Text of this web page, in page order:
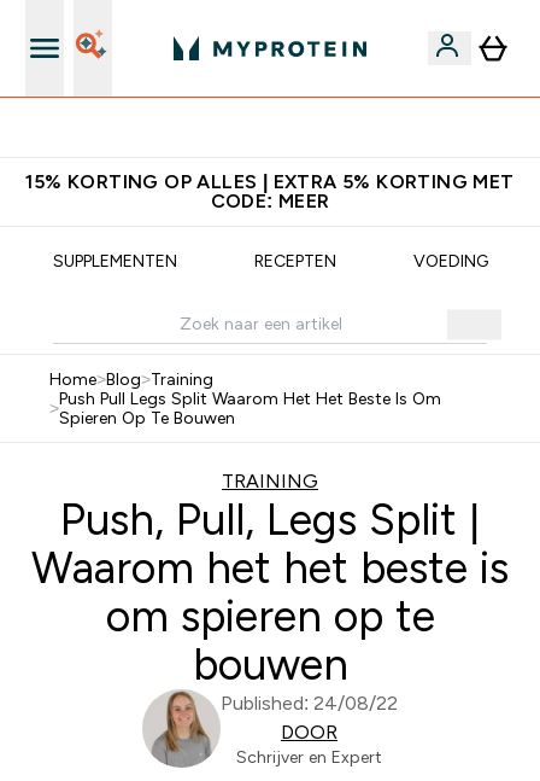
15% KORTING OP ALLES | EXTRA 5% KORTING MET
CODE: MEER
SUPPLEMENTEN RECEPTEN VOEDING
Home>Blog>Training
>Push Pull Legs Split Waarom Het Het Beste Is Om
Spieren Op Te Bouwen
TRAINING
Push, Pull, Legs Split |
Waarom het het beste is
om spieren op te
bouwen
Published: 24/08/22
DOOR
Schrijver en Expert